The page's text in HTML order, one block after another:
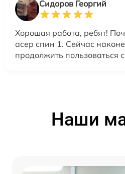
Сидоров Георгий
Хорошая работа, ребят!
асер спин 1. Сейчас
продолжить пользоваться
Наши